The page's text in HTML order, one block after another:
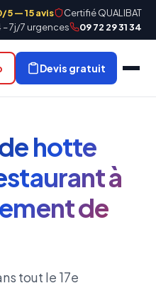
— 15 avis
Certifié QUALIBAT
7j/7 urgences
09 72 29 31 34
Devis gratuit
hotte
à
de
tout le 17e